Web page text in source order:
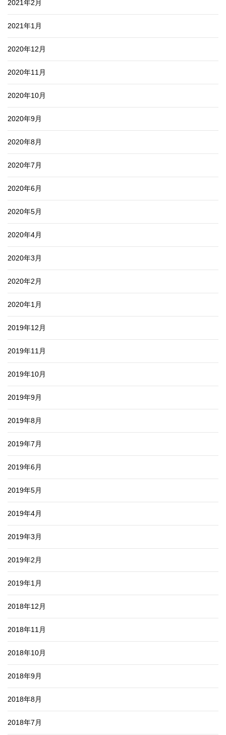
2021年2月
2021年1月
2020年12月
2020年11月
2020年10月
2020年9月
2020年8月
2020年7月
2020年6月
2020年5月
2020年4月
2020年3月
2020年2月
2020年1月
2019年12月
2019年11月
2019年10月
2019年9月
2019年8月
2019年7月
2019年6月
2019年5月
2019年4月
2019年3月
2019年2月
2019年1月
2018年12月
2018年11月
2018年10月
2018年9月
2018年8月
2018年7月